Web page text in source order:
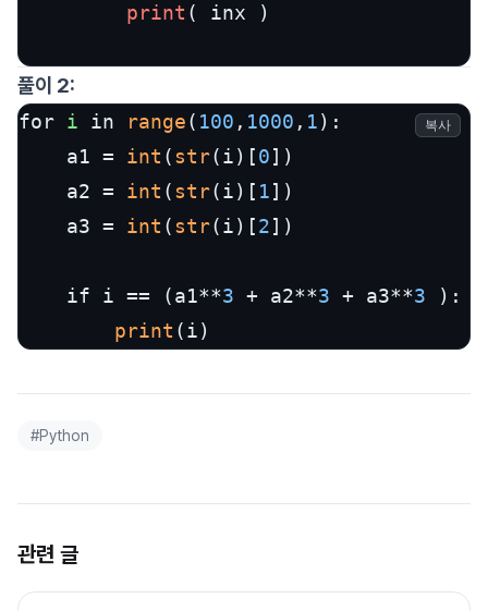
print ( inx )
풀이 2:
for i in range( 100 , 1000 , 1):
    a1 =
int (str(i)[0])
    a2 =
int (str(i)[ 1])
    a3 =
int (str(i)[2])
    if i == (a1**
3 + a2**3 + a3**3 ):
print
복사
#Python
관련 글